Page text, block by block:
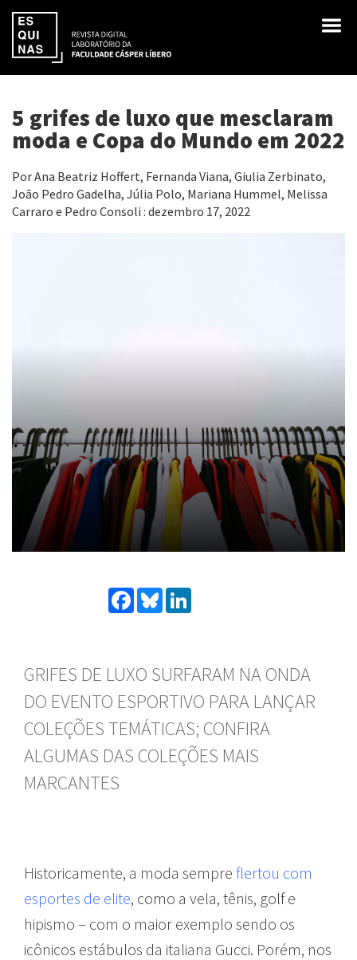
5 grifes de luxo que mesclaram
moda e Copa do Mundo em 2022
Por Ana Beatriz Hoffert, Fernanda Viana, Giulia Zerbinato,
João Pedro Gadelha, Júlia Polo, Mariana Hummel, Melissa
Carraro e Pedro Consoli : dezembro 17, 2022
Facebook
Bluesky
GRIFES DE LUXO SURFARAM NA ONDA
DO EVENTO ESPORTIVO PARA LANÇAR
COLEÇÕES TEMÁTICAS; CONFIRA
ALGUMAS DAS COLEÇÕES MAIS
MARCANTES
Historicamente, a moda sempre flertou com
esportes de elite, como a vela, tênis, golf e
hipismo – com o maior exemplo sendo os
icônicos estábulos da italiana Gucci. Porém, nos